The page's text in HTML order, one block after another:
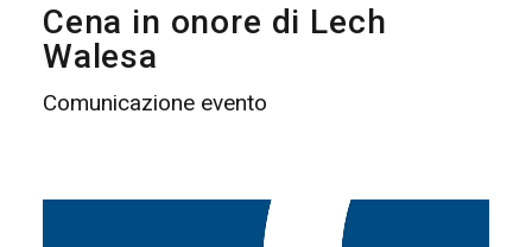
Cena in onore di Lech
Walesa
Comunicazione evento